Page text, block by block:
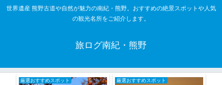
世界遺産 熊野古道や自然が魅力の南紀・熊野。おすすめの絶景スポットや人気
の観光名所をご紹介します。
旅ログ南紀・熊野
厳選おすすめスポット 厳選おすすめスポット